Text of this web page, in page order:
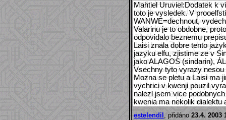
Mahtiel Uruviel:Dodatek k
toto je vysledek. V
WANWE=dechnout,
Valarinu je to obdobne,
odpovidalo beznemu
Laisi znala dobre tento
jazyku elfu, zjistime ze v
jako ALAGOS (sindarin),
Vsechny tyto vyrazy
Mozna se pletu a Laisi ma
vychrici v kwenji pouzil
nalezl jsem vice
kwenia ma nekolik dialektu
estelendil , přidáno 23.4. 2003